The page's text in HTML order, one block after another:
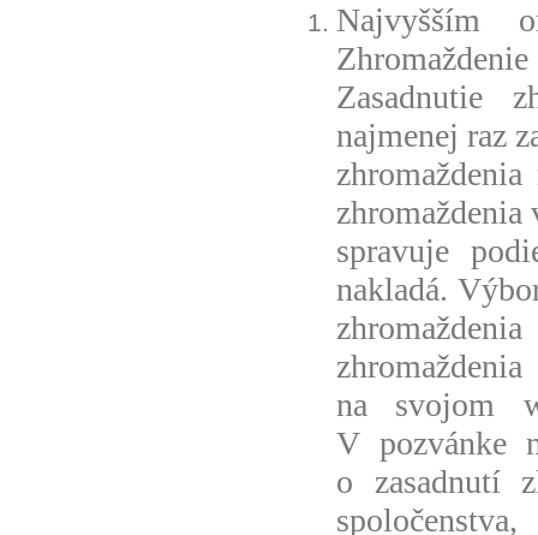
Najvyšším
Zasadnutie
najmenej raz
zhromaždenia
spravuje
nakladá.
na svojom
V pozvánke
o zasadnutí